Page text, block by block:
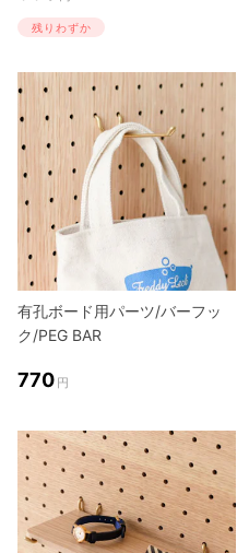
残りわずか
有孔ボード用パーツ/バーフッ
ク/PEG BAR
770 円